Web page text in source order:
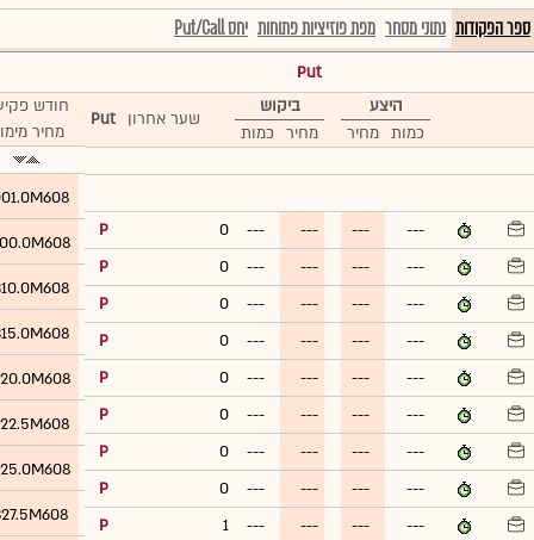
ספר הפקודות נתוני מסחר מפת פוזיציות פתוחות יחס Put/Call
Put
היצע
ביקוש
שער אחרון Put
כמות מחיר מחיר כמות
---
---
---
---
0
P
---
---
---
---
0
P
---
---
---
---
0
P
---
---
---
---
0
P
---
---
---
---
0
P
---
---
---
---
0
P
---
---
---
---
0
P
---
---
---
---
0
P
---
---
---
---
1
P
חודש
מחיר